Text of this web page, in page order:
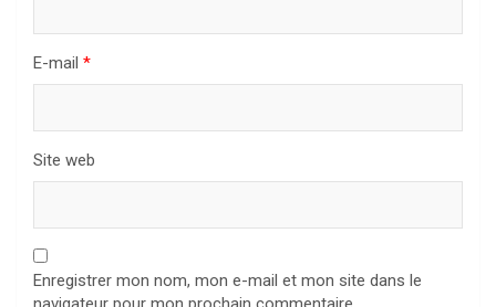
E-mail *
Site web
Enregistrer mon nom, mon e-mail et mon site dans le